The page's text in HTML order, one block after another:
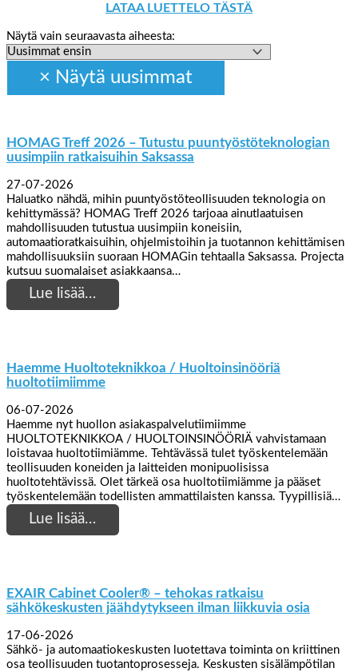
LATAA LUETTELO TÄSTÄ
Näytä vain seuraavasta aiheesta:
HOMAG Treff 2026 – Tutustu puuntyöstöteknologian
uusimpiin ratkaisuihin Saksassa
27-07-2026
Haluatko nähdä, mihin puuntyöstöteollisuuden teknologia on
kehittymässä? HOMAG Treff 2026 tarjoaa ainutlaatuisen
mahdollisuuden tutustua uusimpiin koneisiin,
automaatioratkaisuihin, ohjelmistoihin ja tuotannon kehittämisen
mahdollisuuksiin suoraan HOMAGin tehtaalla Saksassa. Projecta
kutsuu suomalaiset asiakkaansa…
Lue lisää…
Haemme Huoltoteknikkoa / Huoltoinsinööriä
huoltotiimiimme
06-07-2026
Haemme nyt huollon asiakaspalvelutiimiimme
HUOLTOTEKNIKKOA / HUOLTOINSINÖÖRIÄ vahvistamaan
loistavaa huoltotiimiämme. Tehtävässä tulet työskentelemään
teollisuuden koneiden ja laitteiden monipuolisissa
huoltotehtävissä. Olet tärkeä osa huoltotiimiämme ja pääset
työskentelemään todellisten ammattilaisten kanssa. Tyypillisiä…
Lue lisää…
EXAIR Cabinet Cooler® – tehokas ratkaisu
sähkökeskusten jäähdytykseen ilman liikkuvia osia
17-06-2026
Sähkö- ja automaatiokeskusten luotettava toiminta on kriittinen
osa teollisuuden tuotantoprosesseja. Keskusten sisälämpötilan